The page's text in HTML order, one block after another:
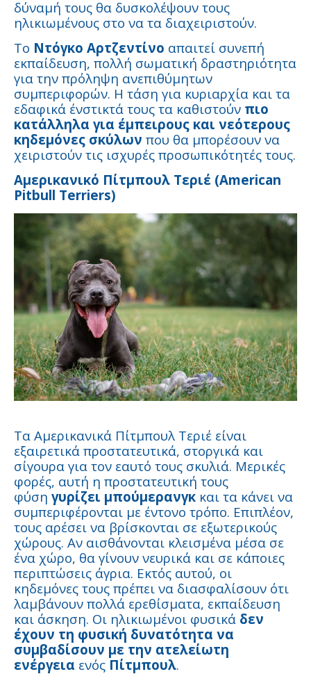
δύναμή τους θα δυσκολέψουν τους
ηλικιωμένους στο να τα διαχειριστούν.
Το Ντόγκο Αρτζεντίνο απαιτεί συνεπή
εκπαίδευση, πολλή σωματική δραστηριότητα
για την πρόληψη ανεπιθύμητων
συμπεριφορών. Η τάση για κυριαρχία και τα
εδαφικά ένστικτά τους τα καθιστούν πιο
κατάλληλα για έμπειρους και νεότερους
κηδεμόνες σκύλων που θα μπορέσουν να
χειριστούν τις ισχυρές προσωπικότητές τους.
Αμερικανικό Πίτμπουλ Τεριέ (American
Pitbull Terriers)
Τα Αμερικανικά Πίτμπουλ Τεριέ είναι
εξαιρετικά προστατευτικά, στοργικά και
σίγουρα για τον εαυτό τους σκυλιά. Μερικές
φορές, αυτή η προστατευτική τους
φύση γυρίζει μπούμερανγκ και τα κάνει να
συμπεριφέρονται με έντονο τρόπο. Επιπλέον,
τους αρέσει να βρίσκονται σε εξωτερικούς
χώρους. Αν αισθάνονται κλεισμένα μέσα σε
ένα χώρο, θα γίνουν νευρικά και σε κάποιες
περιπτώσεις άγρια. Εκτός αυτού, οι
κηδεμόνες τους πρέπει να διασφαλίσουν ότι
λαμβάνουν πολλά ερεθίσματα, εκπαίδευση
και άσκηση. Οι ηλικιωμένοι φυσικά δεν
έχουν τη φυσική δυνατότητα να
συμβαδίσουν με την ατελείωτη
ενέργεια ενός Πίτμπουλ.